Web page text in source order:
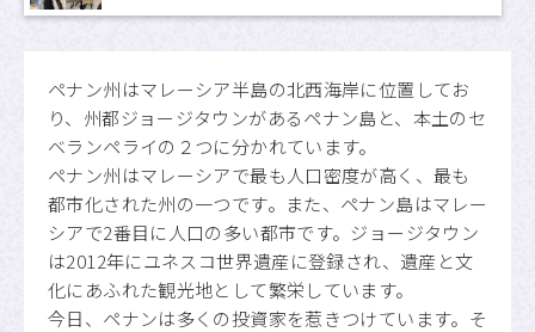
ペナン州はマレーシア半島の北西海岸に位置してお
り、州都ジョージタウンがあるペナン島と、本土のセ
ベランペライの２つに分かれています。
ペナン州はマレーシアで最も人口密度が高く、最も
都市化された州の一つです。また、ペナン島はマレー
シアで2番目に人口の多い都市です。ジョージタウン
は2012年にユネスコ世界遺産に登録され、遺産と文
化にあふれた観光地として繁栄しています。
今日、ペナンは多くの投資家を惹きつけています。そ